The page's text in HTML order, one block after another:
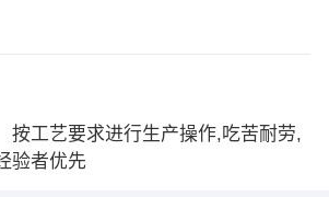
按工艺要求进行生产操作,吃苦耐劳,
验者优先